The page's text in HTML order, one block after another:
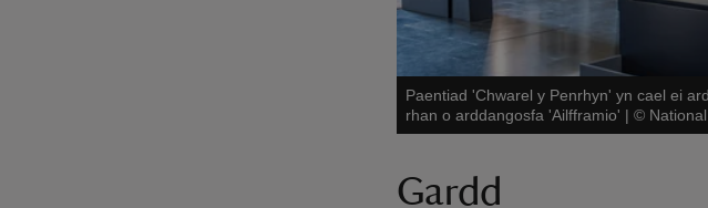
Paentiad 'Chwarel y Penrhyn' yn cael ei
rhan o arddangosfa 'Ailfframio' | ©
Gardd